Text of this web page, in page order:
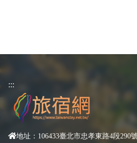
:::
地址：106433臺北市忠孝東路4段290